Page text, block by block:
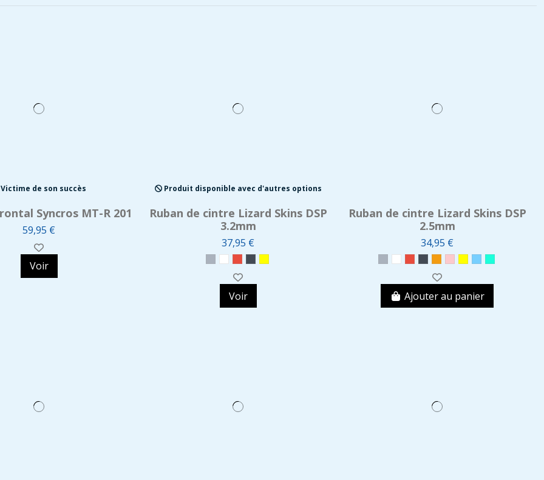
Victime de son succès
Syncros MT-R 201
59,95 €
Voir
Produit disponible avec d'autres options
Ruban de cintre Lizard Skins DSP
3.2mm
37,95 €
Voir
Ruban de cintre Lizard Skins DSP
2.5mm
34,95 €
Ajouter au panier